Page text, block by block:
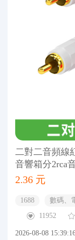
二對二音頻線
音響箱分2rca
2.36 元
1688 數碼、
11952
2026-08-08